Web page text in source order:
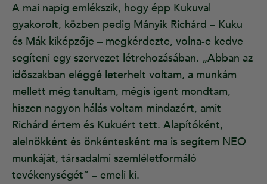
A mai napig emlékszik, hogy épp Kukuval
gyakorolt, közben pedig Mányik Richárd – Kuku
és Mák kiképzője – megkérdezte, volna-e kedve
segíteni egy szervezet létrehozásában. „Abban az
időszakban eléggé leterhelt voltam, a munkám
mellett még tanultam, mégis igent mondtam,
hiszen nagyon hálás voltam mindazért, amit
Richárd értem és Kukuért tett. Alapítóként,
alelnökként és önkéntesként ma is segítem NEO
munkáját, társadalmi szemléletformáló
tevékenységét” – emeli ki.